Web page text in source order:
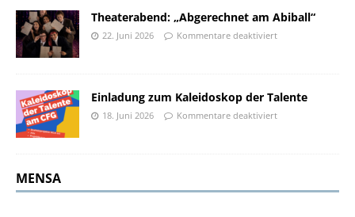
Theaterabend: „Abgerechnet am Abiball“
22. Juni 2026 Kommentare deaktiviert
Einladung zum Kaleidoskop der Talente
18. Juni 2026 Kommentare deaktiviert
MENSA